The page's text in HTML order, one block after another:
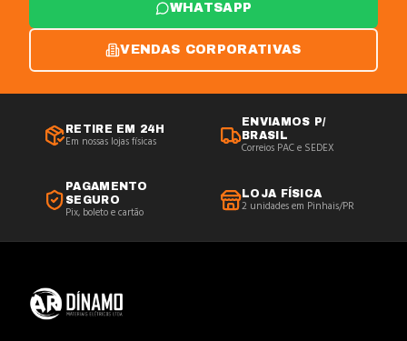
WHATSAPP
VENDAS CORPORATIVAS
RETIRE EM 24H
Em nossas lojas físicas
ENVIAMOS P/
BRASIL
Correios PAC e SEDEX
PAGAMENTO
SEGURO
Pix, boleto e cartão
LOJA FÍSICA
2 unidades em Pinhais/PR